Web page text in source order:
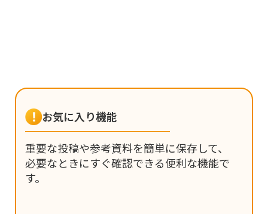
お気に入り機能
重要な投稿や参考資料を簡単に保存して、
必要なときにすぐ確認できる便利な機能で
す。